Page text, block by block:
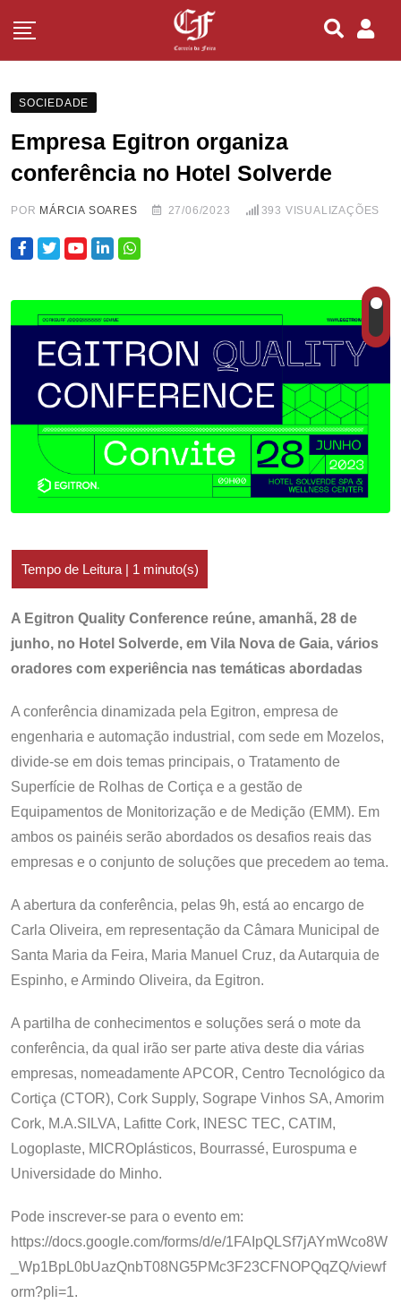
SOCIEDADE
Empresa Egitron organiza
conferência no Hotel Solverde
POR MÁRCIA SOARES 27/06/2023 393 VISUALIZAÇÕES
A Egitron Quality Conference reúne, amanhã, 28 de
junho, no Hotel Solverde, em Vila Nova de Gaia, vários
oradores com experiência nas temáticas abordadas
A conferência dinamizada pela Egitron, empresa de
engenharia e automação industrial, com sede em Mozelos,
divide-se em dois temas principais, o Tratamento de
Superfície de Rolhas de Cortiça e a gestão de
Equipamentos de Monitorização e de Medição (EMM). Em
ambos os painéis serão abordados os desafios reais das
empresas e o conjunto de soluções que precedem ao tema.
A abertura da conferência, pelas 9h, está ao encargo de
Carla Oliveira, em representação da Câmara Municipal de
Santa Maria da Feira, Maria Manuel Cruz, da Autarquia de
Espinho, e Armindo Oliveira, da Egitron.
A partilha de conhecimentos e soluções será o mote da
conferência, da qual irão ser parte ativa deste dia várias
empresas, nomeadamente APCOR, Centro Tecnológico da
Cortiça (CTOR), Cork Supply, Sogrape Vinhos SA, Amorim
Cork, M.A.SILVA, Lafitte Cork, INESC TEC, CATIM,
Logoplaste, MICROplásticos, Bourrassé, Eurospuma e
Universidade do Minho.
Pode inscrever-se para o evento em:
https://docs.google.com/forms/d/e/1FAIpQLSf7jAYmWco8W
_Wp1BpL0bUazQnbT08NG5PMc3F23CFNOPQqZQ/viewf
orm?pli=1.